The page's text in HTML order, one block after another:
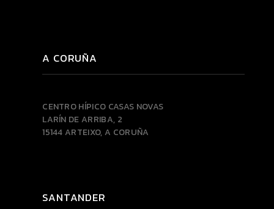
A CORUÑA
CENTRO HÍPICO CASAS NOVAS
LARÍN DE ARRIBA, 2
15144 ARTEIXO, A CORUÑA
SANTANDER